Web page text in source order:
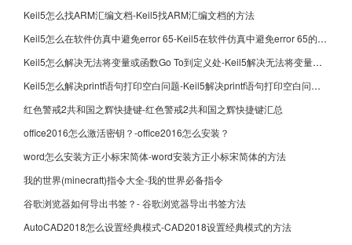
Keil5怎么找ARM汇编文档-Keil5找ARM汇编文档的方法
Keil5怎么在软件仿真中避免error 65-Keil5在软件仿真中避免error 65的方法
Keil5怎么解决无法将变量或函数Go To到定义处-Keil5解决无法将变量或函数Go To到定义处的方法
Keil5怎么解决printf语句打印空白问题-Keil5解决printf语句打印空白问题的方法
红色警戒2共和国之辉快捷键-红色警戒2共和国之辉快捷键汇总
office2016怎么激活密钥？-office2016怎么安装？
word怎么安装方正小标宋简体-word安装方正小标宋简体的方法
我的世界(minecraft)指令大全-我的世界必备指令
谷歌浏览器如何导出书签？- 谷歌浏览器导出书签方法
AutoCAD2018怎么设置经典模式-CAD2018设置经典模式的方法